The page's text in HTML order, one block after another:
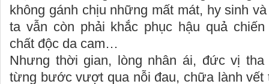
không gánh chịu những mất mát, hy sinh
ta vẫn còn phải khắc phục hậu quả
chất độc da cam…
Nhưng thời gian, lòng nhân ái, đức vị
từng bước vượt qua nỗi đau, chữa lành vết